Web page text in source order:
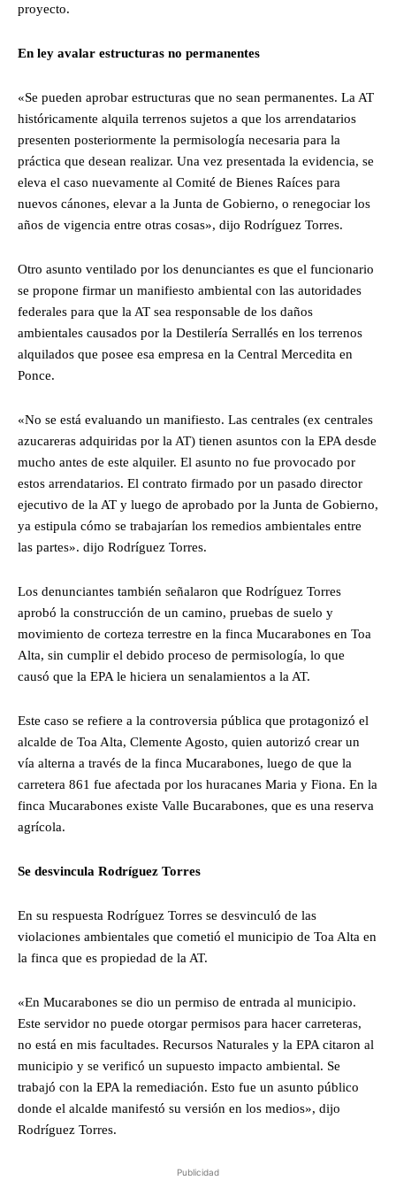
proyecto.
En ley avalar estructuras no permanentes
«Se pueden aprobar estructuras que no sean permanentes. La AT
históricamente alquila terrenos sujetos a que los arrendatarios
presenten posteriormente la permisología necesaria para la
práctica que desean realizar. Una vez presentada la evidencia, se
eleva el caso nuevamente al Comité de Bienes Raíces para
nuevos cánones, elevar a la Junta de Gobierno, o renegociar los
años de vigencia entre otras cosas», dijo Rodríguez Torres.
Otro asunto ventilado por los denunciantes es que el funcionario
se propone firmar un manifiesto ambiental con las autoridades
federales para que la AT sea responsable de los daños
ambientales causados por la Destilería Serrallés en los terrenos
alquilados que posee esa empresa en la Central Mercedita en
Ponce.
«No se está evaluando un manifiesto. Las centrales (ex centrales
azucareras adquiridas por la AT) tienen asuntos con la EPA desde
mucho antes de este alquiler. El asunto no fue provocado por
estos arrendatarios. El contrato firmado por un pasado director
ejecutivo de la AT y luego de aprobado por la Junta de Gobierno,
ya estipula cómo se trabajarían los remedios ambientales entre
las partes». dijo Rodríguez Torres.
Los denunciantes también señalaron que Rodríguez Torres
aprobó la construcción de un camino, pruebas de suelo y
movimiento de corteza terrestre en la finca Mucarabones en Toa
Alta, sin cumplir el debido proceso de permisología, lo que
causó que la EPA le hiciera un senalamientos a la AT.
Este caso se refiere a la controversia pública que protagonizó el
alcalde de Toa Alta, Clemente Agosto, quien autorizó crear un
vía alterna a través de la finca Mucarabones, luego de que la
carretera 861 fue afectada por los huracanes Maria y Fiona. En la
finca Mucarabones existe Valle Bucarabones, que es una reserva
agrícola.
Se desvincula Rodríguez Torres
En su respuesta Rodríguez Torres se desvinculó de las
violaciones ambientales que cometió el municipio de Toa Alta en
la finca que es propiedad de la AT.
«En Mucarabones se dio un permiso de entrada al municipio.
Este servidor no puede otorgar permisos para hacer carreteras,
no está en mis facultades. Recursos Naturales y la EPA citaron al
municipio y se verificó un supuesto impacto ambiental. Se
trabajó con la EPA la remediación. Esto fue un asunto público
donde el alcalde manifestó su versión en los medios», dijo
Rodríguez Torres.
Publicidad